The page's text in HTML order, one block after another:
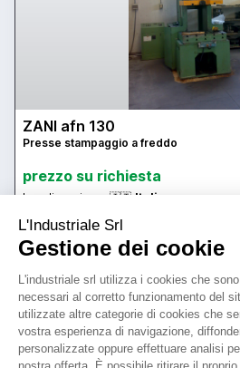
ZANI afn 130
Presse stampaggio a freddo
prezzo su richiesta
Localizzazione: 🇮🇹 Italia
potenza 130 ton - piano di lavoro
mazza 600 mm - colpi al min 50 - corsa
dimensione mazza 600x900 mm -
peso 9800 kg circa - potenza motore
🇮🇹 BENTIVOGLIO MAKE AND TRADE
5
4